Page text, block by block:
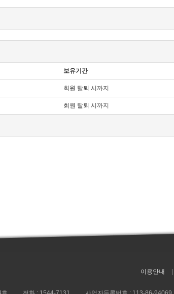
사전송번호·전자우편주소, 사업자등록번호, 통신판매업 신고
가 연결화면을 통하여 볼 수 있도록 할 수 있습니다.
자가 이해할 수 있도록 별도의 연결화면 또는 팝업화면 등을
융거래법」, 「전자서명법」, 「정보통신망 이용촉진 및 정
일자 전일까지 공지합니다. 다만, 이용자에게 불리하게 약관내
이용자가 알기 쉽도록 표시합니다.
변경할 수 있습니다. 이 경우에는 변경된 재화 또는 용역의 내
보유기간
회원 탈퇴 시까지
회원 탈퇴 시까지
이용안내